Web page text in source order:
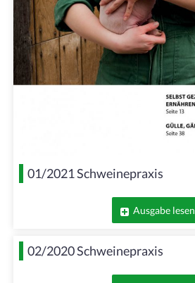
01/2021 Schweinepraxis
Ausgabe lesen
02/2020 Schweinepraxis